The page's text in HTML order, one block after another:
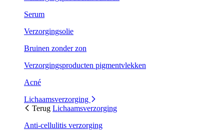
Serum
Verzorgingsolie
Bruinen zonder zon
Verzorgingsproducten pigmentvlekken
Acné
Lichaamsverzorging
Terug Lichaamsverzorging
Anti-cellulitis verzorging